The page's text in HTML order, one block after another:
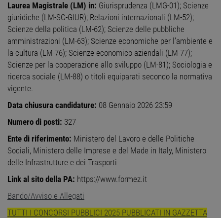
Laurea Magistrale (LM) in: Giurisprudenza (LMG-01); Scienze
giuridiche (LM-SC-GIUR); Relazioni internazionali (LM-52);
Scienze della politica (LM-62); Scienze delle pubbliche
amministrazioni (LM-63); Scienze economiche per l’ambiente e
la cultura (LM-76); Scienze economico-aziendali (LM-77);
Scienze per la cooperazione allo sviluppo (LM-81); Sociologia e
ricerca sociale (LM-88) o titoli equiparati secondo la normativa
vigente.
Data chiusura candidature: 08 Gennaio 2026 23:59
Numero di posti: 327
Ente di riferimento: Ministero del Lavoro e delle Politiche
Sociali, Ministero delle Imprese e del Made in Italy, Ministero
delle Infrastrutture e dei Trasporti
Link al sito della PA: https://www.formez.it
Bando/Avviso e Allegati
TUTTI I CONCORSI PUBBLICI 2025 PUBBLICATI IN GAZZETTA
I cookie strettamente necessari consentono le
funzionalità principali del sito web come
l'accesso dell'utente e la gestione dell'account. Il
sito web non può essere utilizzato correttamente
senza i cookie strettamente necessari.
Nome
Provider/Dominio Scadenza
PHPSESSID
PHP.net
Sessione
viene